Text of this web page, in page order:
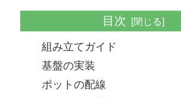
目次
組み立てガイド
基盤の実装
ポットの配線